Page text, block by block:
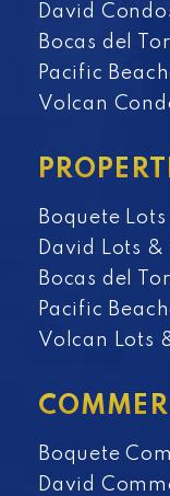
David
Bocas del
Pacific
Volcan
Boquete
David Lots &
Bocas del
Pacific
Volcan Lots
Boquete
David